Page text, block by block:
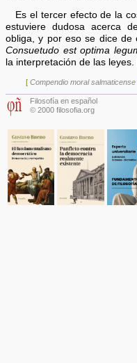
Es el tercer efecto de la
estuviere dudosa acerca
obliga, y por eso se dice de
Consuetudo est optima
la interpretación de las leyes.
[ Compendio moral salmaticense
Filosofía en español
© 2000 filosofia.org